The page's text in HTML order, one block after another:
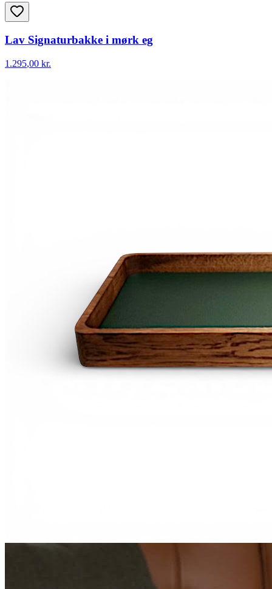
Lav Signaturbakke i mørk eg
1.295,00 kr.